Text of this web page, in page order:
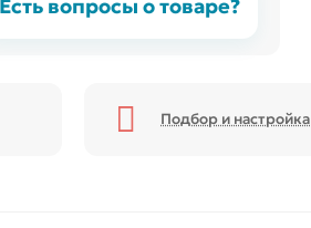
Есть вопросы о товаре?
Подбор и настройка